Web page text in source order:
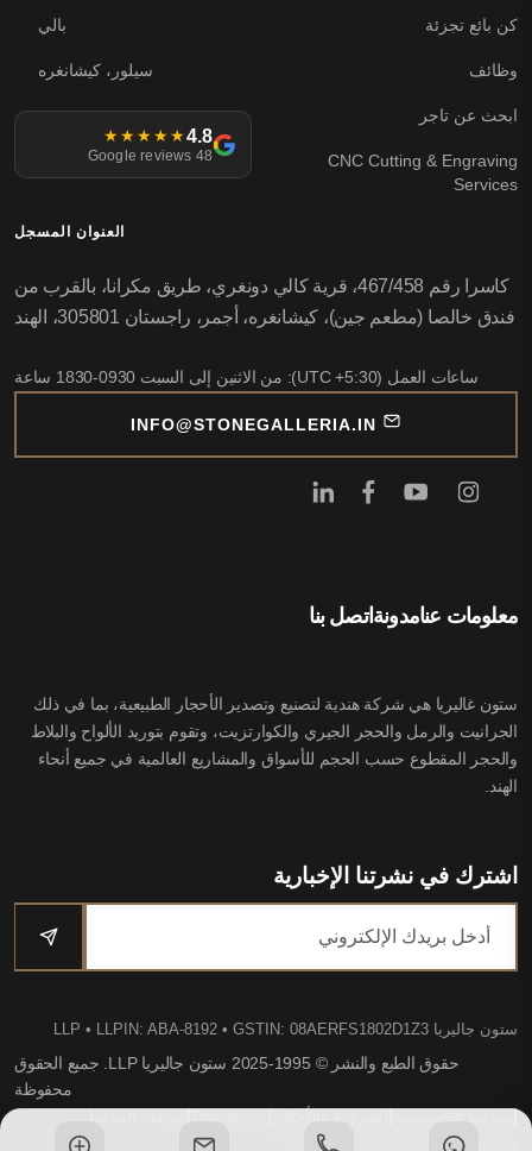
كن بائع تجزئة
وظائف
ابحث عن تاجر
CNC Cutting & Engraving
Services
بالي
سيلور، كيشانغره
4.8
★★★★★
48 Google reviews
معلومات عنامدونة اتصل بنا
ستون غاليريا هي شركة هندية لتصنيع وتصدير الأحجار الطبيعية، بما في ذلك
الجرانيت والرمل والحجر الجيري والكوارتزيت، وتقوم بتوريد الألواح والبلاط
والحجر المقطوع حسب الحجم للأسواق والمشاريع العالمية في جميع أنحاء
الهند.
اشترك في نشرتنا الإخبارية
ستون جاليريا LLP • LLPIN: ABA-8192 • GSTIN: 08AERFS1802D1Z3
حقوق الطبع والنشر © 1995-2025 ستون جاليريا LLP. جميع الحقوق
محفوظة
|
Website by Dovio Technologies
العنوان المسجل
كاسرا رقم 467/458، قرية كالي دونغري، طريق مكرانا، بالقرب من
فندق خالصا (مطعم جين)، كيشانغره، أجمر، راجستان 305801، الهند
ساعات العمل (UTC +5:30): من الاثنين إلى السبت 0930-1830 ساعة
INFO@STONEGALLERIA.IN